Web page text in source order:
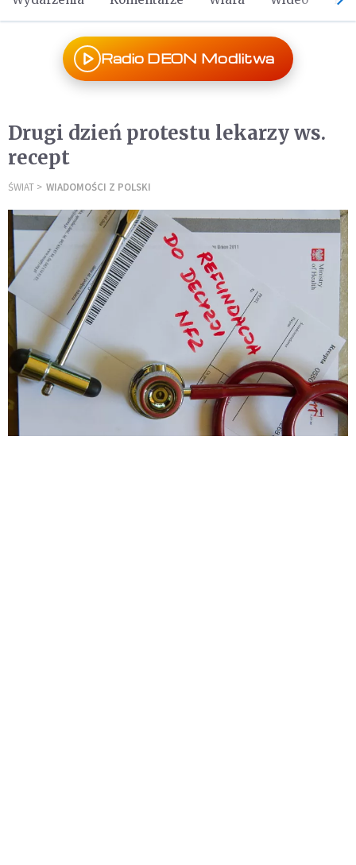
Radio DEON Modlitwa
Drugi dzień protestu lekarzy ws.
recept
ŚWIAT WIADOMOŚCI Z POLSKI